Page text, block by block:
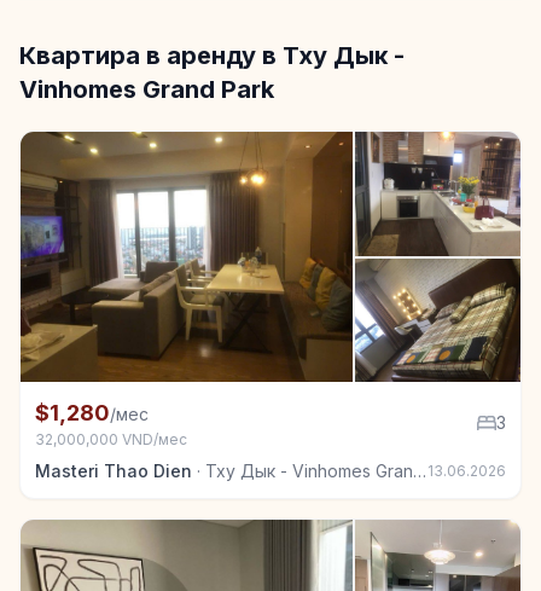
Квартира в аренду в Тху Дык -
Vinhomes Grand Park
Квартира в аренду в Тху Дык - Vinhomes Grand
$1,280/мес
32,000,000 VND/мес
3
Masteri Thao Dien · Тху Дык - Vinhomes Grand Park 13.06.2026